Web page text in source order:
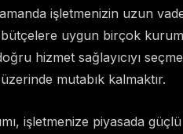
işletmenizin uzun
bütçelere uygun birçok
hizmet sağlayıcıyı
mutabık kalmaktır.
işletmenize piyasada